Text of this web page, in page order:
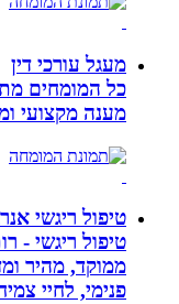
מעגל עורכי דין
כל המומחים
מענה מקצועי
טיפול ריגשי
טיפול ריגשי -
ממוקד, מהיר
פנימי, לחיי